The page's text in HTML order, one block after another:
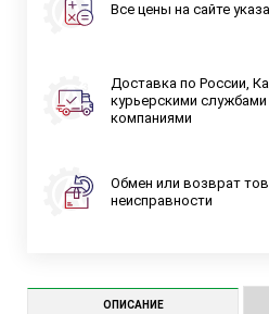
Все цены на сайте
Доставка по России,
курьерскими
компаниями
Обмен или возврат
неисправности
ОПИСАНИЕ